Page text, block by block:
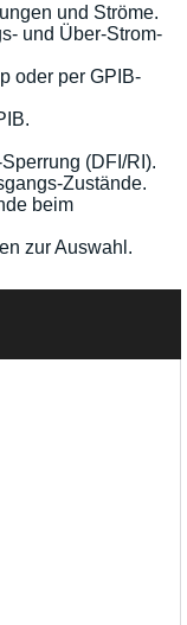
und Ströme.
und Über-Strom-
oder per GPIB-
(DFI/RI).
Zustände.
beim
zur Auswahl.